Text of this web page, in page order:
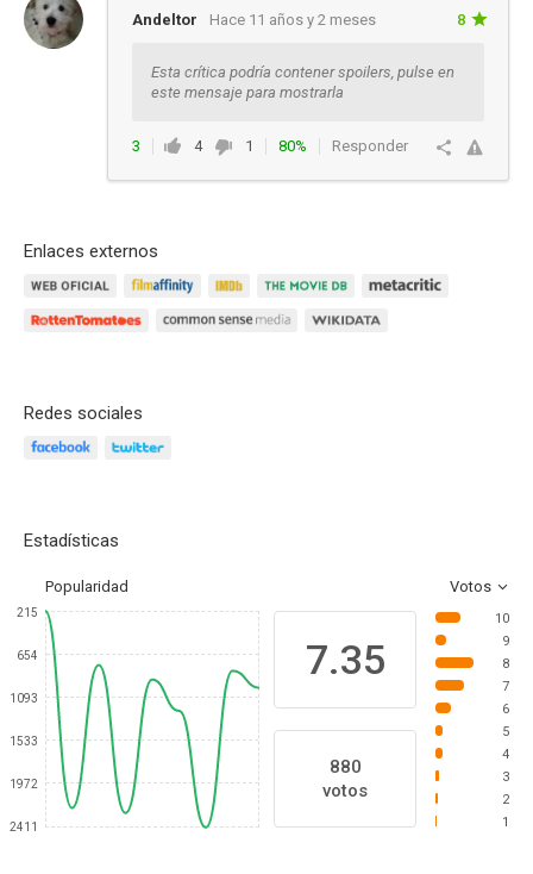
Andeltor Hace 11 años y 2 meses 8
Esta crítica podría contener spoilers, pulse en
este mensaje para mostrarla
3 4 1 80% Responder
Enlaces externos
Redes sociales
Estadísticas
Popularidad Votos
215
654
1093
1533
1972
2411
7.35
880
votos
10
9
8
7
6
5
4
3
2
1